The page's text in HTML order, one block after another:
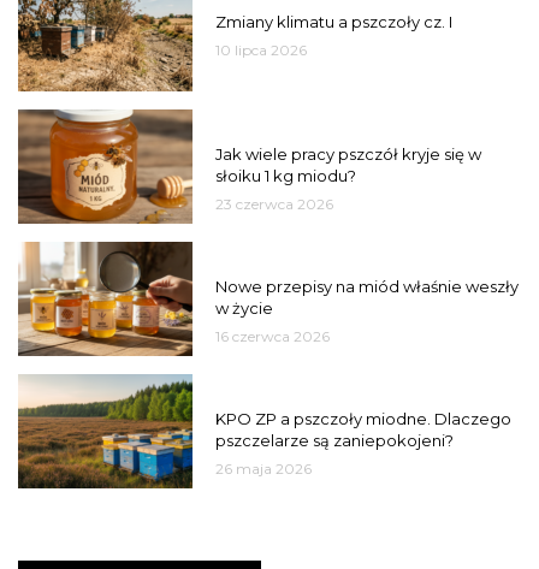
Zmiany klimatu a pszczoły cz. I
10 lipca 2026
Jak wiele pracy pszczół kryje się w
słoiku 1 kg miodu?
23 czerwca 2026
Nowe przepisy na miód właśnie weszły
w życie
16 czerwca 2026
KPO ZP a pszczoły miodne. Dlaczego
pszczelarze są zaniepokojeni?
26 maja 2026